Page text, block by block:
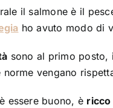
il salmone è il
ho avuto modo di
sono al primo posto,
vengano
essere buono, è ricco